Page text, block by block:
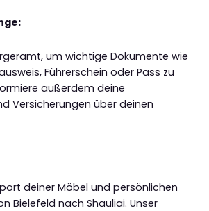
um wichtige Dokumente wie
Führerschein oder Pass zu
außerdem deine
Versicherungen über deinen
deiner Möbel und persönlichen
Bielefeld nach Shauliai. Unser